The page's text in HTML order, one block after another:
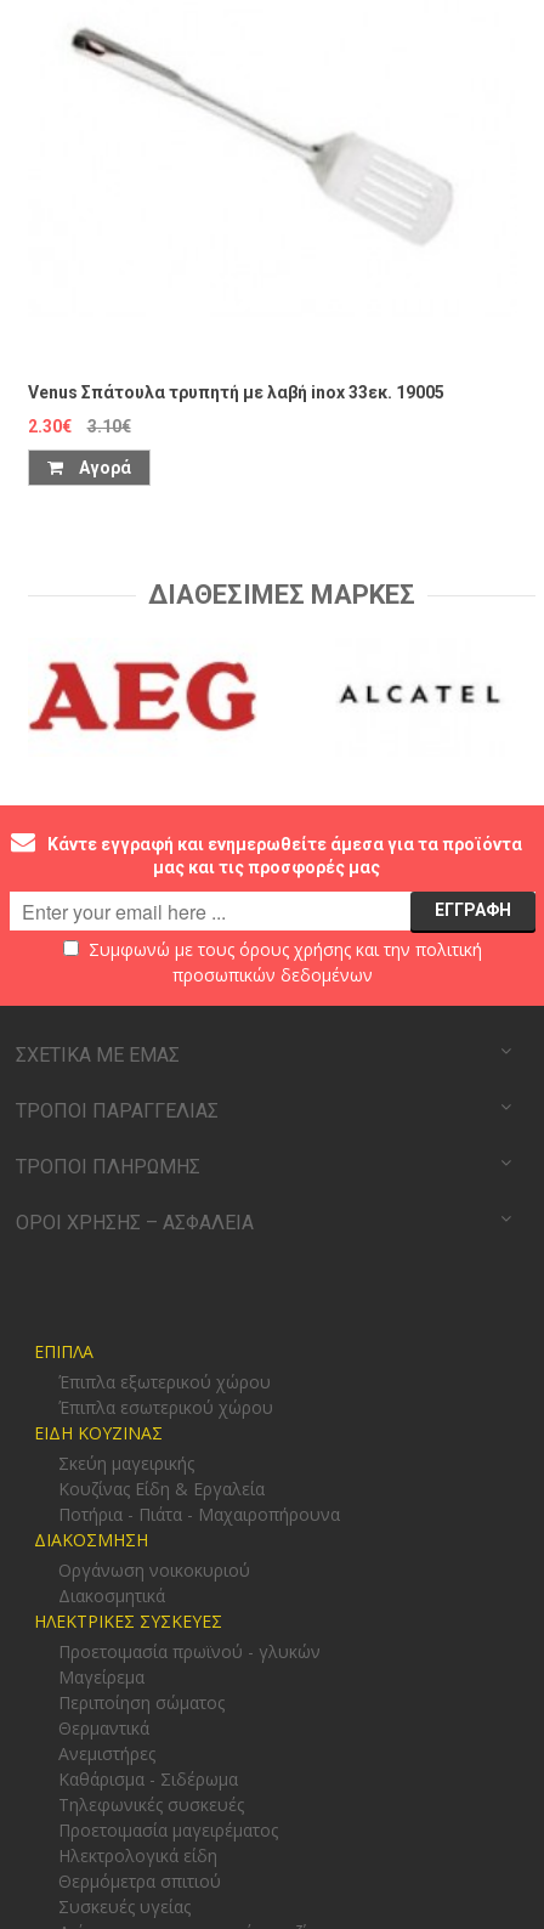
Venus Σπάτουλα τρυπητή με λαβή inox 33εκ. 19005
2.30€
3.10€
Αγορά
ΔΙΑΘΕΣΙΜΕΣ ΜΑΡΚΕΣ
Κάντε εγγραφή και ενημερωθείτε άμεσα για τα προϊόντα
μας και τις προσφορές μας
Συμφωνώ με τους όρους χρήσηςκαι την πολιτική
προσωπικών δεδομένων
ΣΧΕΤΙΚΑ ΜΕ ΕΜΑΣ
ΤΡΟΠΟΙ ΠΑΡΑΓΓΕΛΙΑΣ
ΤΡΟΠΟΙ ΠΛΗΡΩΜΗΣ
ΟΡΟΙ ΧΡΗΣΗΣ – ΑΣΦΑΛΕΙΑ
ΕΠΙΠΛΑ
Έπιπλα εξωτερικού χώρου
Έπιπλα εσωτερικού χώρου
ΕΙΔΗ ΚΟΥΖΙΝΑΣ
Σκεύη μαγειρικής
Κουζίνας Είδη & Εργαλεία
Ποτήρια - Πιάτα - Μαχαιροπήρουνα
ΔΙΑΚΟΣΜΗΣΗ
Οργάνωση νοικοκυριού
Διακοσμητικά
ΗΛΕΚΤΡΙΚΕΣ ΣΥΣΚΕΥΕΣ
Προετοιμασία πρωϊνού - γλυκών
Μαγείρεμα
Περιποίηση σώματος
Θερμαντικά
Ανεμιστήρες
Καθάρισμα - Σιδέρωμα
Τηλεφωνικές συσκευές
Προετοιμασία μαγειρέματος
Ηλεκτρολογικά είδη
Θερμόμετρα σπιτιού
Συσκευές υγείας